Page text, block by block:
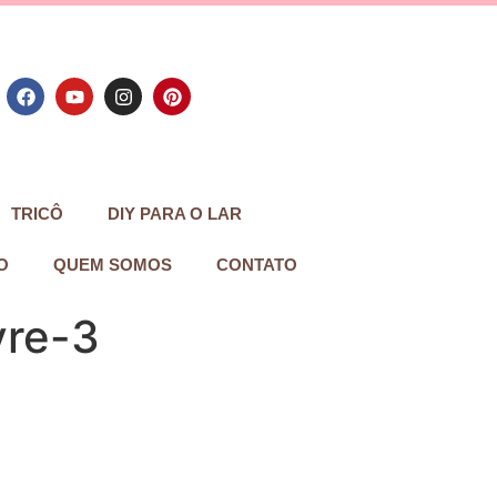
TRICÔ DIY PARA O LAR
QUEM SOMOS CONTATO
3